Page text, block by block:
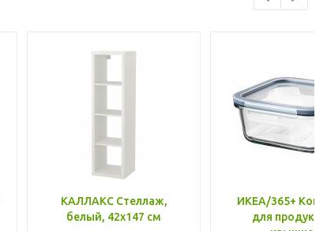
КАЛЛАКС Стеллаж,
белый, 42x147 см
ИКЕА/365+
для